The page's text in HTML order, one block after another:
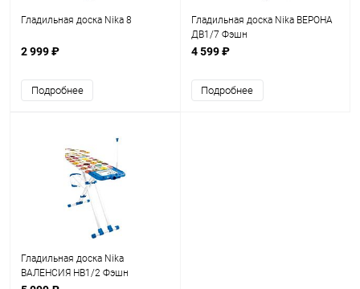
Гладильная доска Nika 8
2 999 ₽
Подробнее
Гладильная доска Nika ВЕРОНА
ДВ1/7 Фэшн
4 599 ₽
Подробнее
Гладильная доска Nika
ВАЛЕНСИЯ НВ1/2 Фэшн